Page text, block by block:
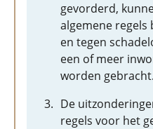
gevorderd,
algemene regels
en tegen
een of meer
worden gebracht.
De
regels voor het